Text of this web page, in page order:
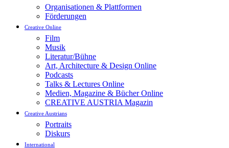
Organisationen & Plattformen
Förderungen
Creative Online
Film
Musik
Literatur/Bühne
Art, Architecture & Design Online
Podcasts
Talks & Lectures Online
Medien, Magazine & Bücher Online
CREATIVE AUSTRIA Magazin
Creative Austrians
Portraits
Diskurs
International